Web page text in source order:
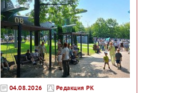
04.08.2026 Редакция РК